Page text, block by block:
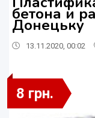
бетона и
Донецьку
13.11.2020, 00:02
8 грн.